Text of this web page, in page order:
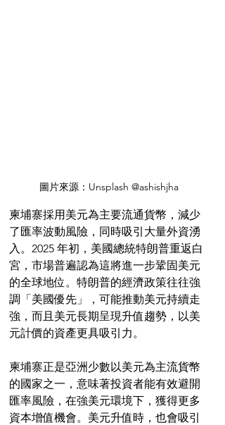
圖片來源：Unsplash @ashishjha
柬埔寨採用美元為主要流通貨幣，減少
了匯率波動風險，同時吸引大量外資湧
入。2025 年初，美國總統特朗普重返白
宮，市場普遍認為這將進一步鞏固美元
的全球地位。特朗普的經濟政策往往強
調「美國優先」，可能推動美元持續走
強，而且美元長期呈現升值趨勢，以美
元計價的資產更具吸引力。
柬埔寨正是亞洲少數以美元為主流貨幣
的國家之一，意味著投資者能有效避開
匯率風險，在強美元環境下，獲得更多
資本增值機會。美元升值時，也會吸引